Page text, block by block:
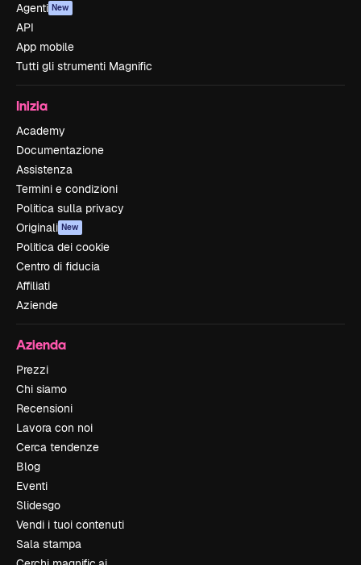
Agenti New
API
App mobile
Tutti gli strumenti Magnific
Inizia
Academy
Documentazione
Assistenza
Termini e condizioni
Politica sulla privacy
Originali New
Politica dei cookie
Centro di fiducia
Affiliati
Aziende
Azienda
Prezzi
Chi siamo
Recensioni
Lavora con noi
Cerca tendenze
Blog
Eventi
Slidesgo
Vendi i tuoi contenuti
Sala stampa